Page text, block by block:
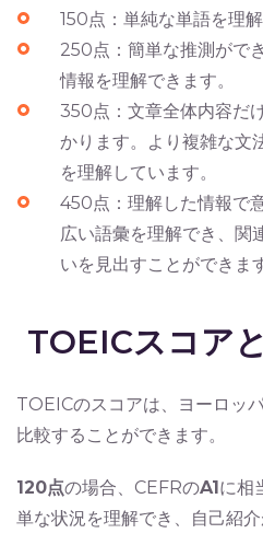
150点：単純な単語を理解
250点：簡単な推測がで
情報を理解できます。
350点：文章全体内容だ
かります。より複雑な文
を理解しています。
450点：理解した情報で
広い語彙を理解でき、関
いを見出すことができま
TOEICスコア
TOEICのスコアは、ヨーロッ
比較することができます。
120点の場合、CEFRのA1に相
単な状況を理解でき、自己紹介